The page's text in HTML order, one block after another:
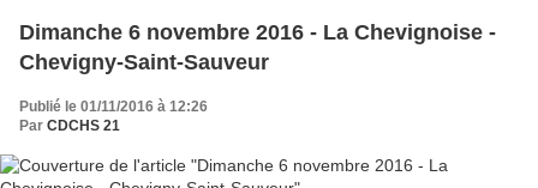
Dimanche 6 novembre 2016 - La Chevignoise -
Chevigny-Saint-Sauveur
Publié le 01/11/2016 à 12:26
Par CDCHS 21